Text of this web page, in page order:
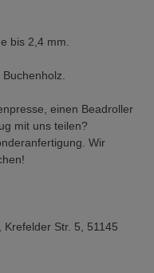
bis 2,4 mm.
einen Beadroller
mit uns teilen?
Wir
Str. 5, 51145